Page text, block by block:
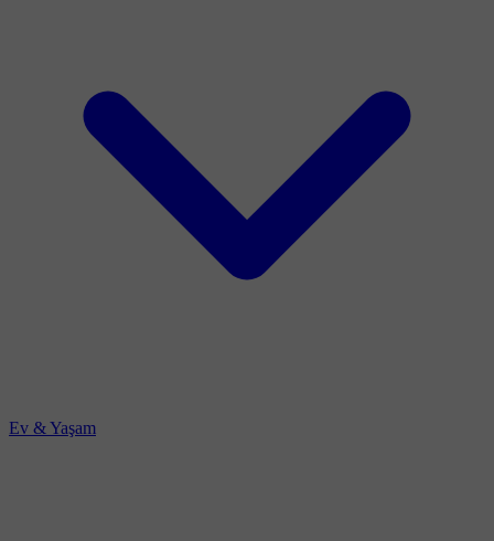
Ev & Yaşam